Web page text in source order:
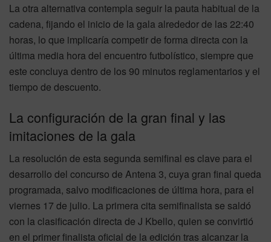
La otra alternativa contempla seguir la pauta habitual de la
cadena, fijando el inicio de la gala alrededor de las 22:40
horas, lo que implicaría competir de forma directa con la
última media hora del encuentro futbolístico, siempre que
este concluya dentro de los 90 minutos reglamentarios y el
tiempo de descuento.
La configuración de la gran final y las
imitaciones de la gala
La resolución de esta segunda semifinal es clave para el
desarrollo del concurso de Antena 3, cuya gran final queda
programada, salvo modificaciones de última hora, para el
viernes 17 de julio. La primera cita semifinalista se saldó
con la clasificación directa de J Kbello, quien se convirtió
en el primer finalista oficial de la edición tras alcanzar la